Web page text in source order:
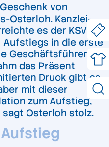
von
Osterloh. Kanzlei-
es der KSV
Aufstiegs in die erste
Geschäftsführer
das Präsent
Druck gibt es
mit dieser
zum Aufstieg‘,
sagt Osterloh stolz.